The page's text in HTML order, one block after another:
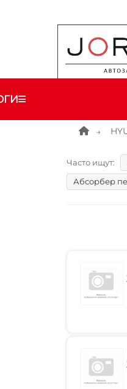
Часто ищут:
Абсорбер